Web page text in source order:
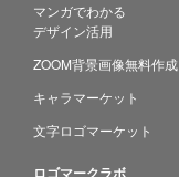
マンガでわかる
デザイン活用
ZOOM背景画像無料作成
キャラマーケット
文字ロゴマーケット
ロゴマークラボ